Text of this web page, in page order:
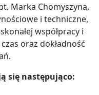
Marka Chomyszyna,
i techniczne,
współpracy i
oraz dokładność
się następująco: